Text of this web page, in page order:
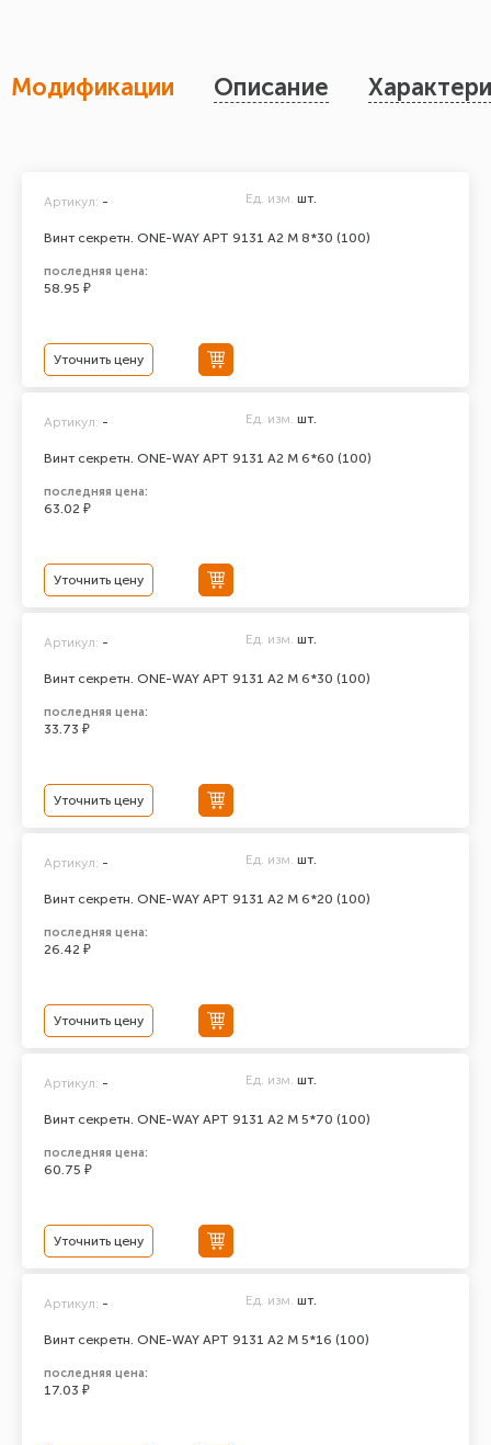
Модификации Описание
Винт секретн. ONE-WAY АРТ 9131 А2 M 8*30 (100)
Артикул: - Ед. изм. шт.
последняя цена:
58.95 ₽
Уточнить цену
Винт секретн. ONE-WAY АРТ 9131 А2 M 6*60 (100)
Артикул: - Ед. изм. шт.
последняя цена:
63.02 ₽
Уточнить цену
Винт секретн. ONE-WAY АРТ 9131 А2 M 6*30 (100)
Артикул: - Ед. изм. шт.
последняя цена:
33.73 ₽
Уточнить цену
Винт секретн. ONE-WAY АРТ 9131 А2 M 6*20 (100)
Артикул: - Ед. изм. шт.
последняя цена:
26.42 ₽
Уточнить цену
Винт секретн. ONE-WAY АРТ 9131 А2 M 5*70 (100)
Артикул: - Ед. изм. шт.
последняя цена:
60.75 ₽
Уточнить цену
Винт секретн. ONE-WAY АРТ 9131 А2 M 5*16 (100)
Артикул: - Ед. изм. шт.
последняя цена:
17.03 ₽